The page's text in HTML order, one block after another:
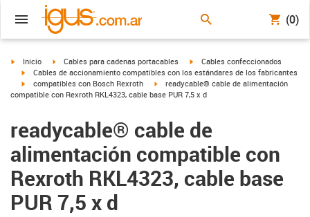
(0)
igus-icon-arrow-right
Inicio igus-icon-arrow-right
Cables para cadenas portacables igus-icon-arrow-right
Cables confeccionados
igus-icon-arrow-right
Cables de accionamiento compatibles con los estándares de los fabricantes
igus-icon-arrow-right
compatibles con Bosch Rexroth igus-icon-arrow-right
readycable® cable de alimentación
compatible con Rexroth RKL4323, cable base PUR 7,5 x d
readycable® cable de
alimentación compatible con
Rexroth RKL4323, cable base
PUR 7,5 x d